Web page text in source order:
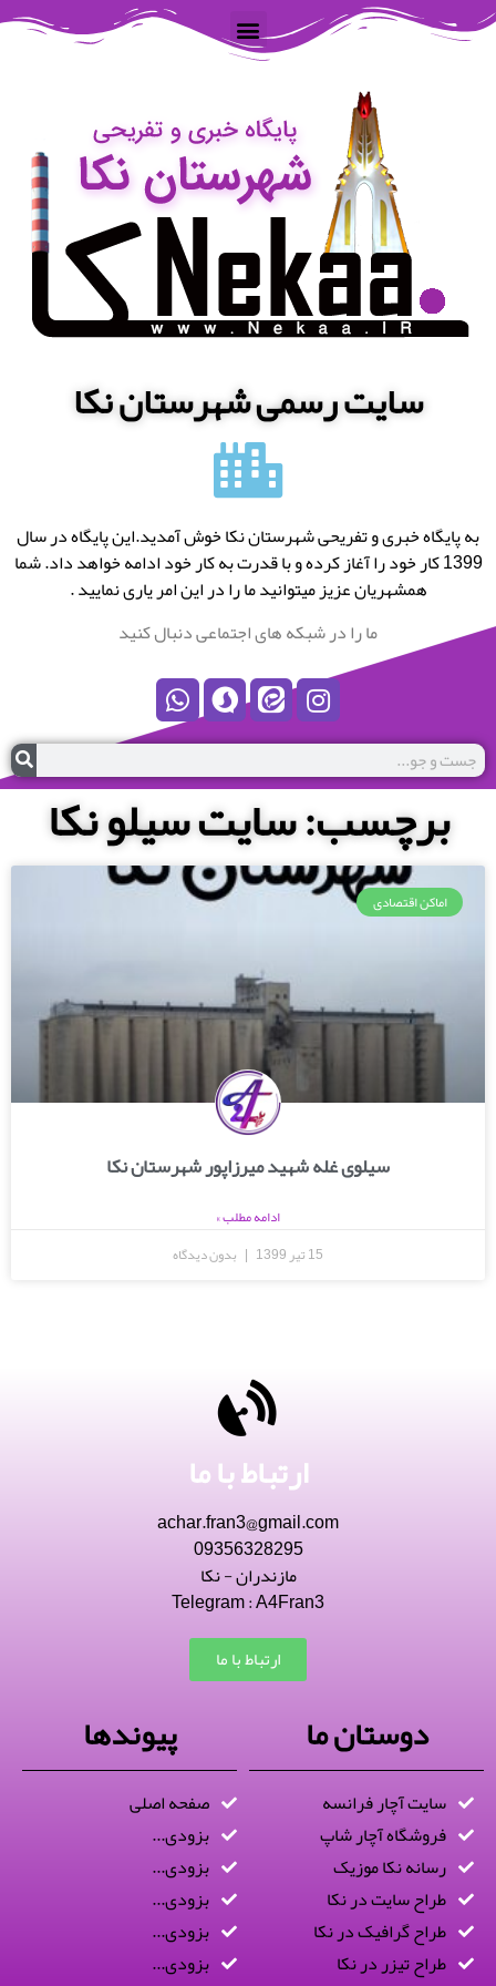
سایت رسمی شهرستان نکا
به پایگاه خبری و تفریحی شهرستان نکا خوش آمدید.این پایگاه در سال
1399 کار خود را آغاز کرده و با قدرت به کار خود ادامه خواهد داد. شما
همشهریان عزیز میتوانید ما را در این امر یاری نمایید .
ما را در شبکه های اجتماعی دنبال کنید
برچسب: سایت سیلو نکا
اماکن اقتصادی
سیلوی غله شهید میرزاپور شهرستان نکا
ادامه مطلب »
15 تیر 1399
بدون دیدگاه
ارتباط با ما
achar.fran3@gmail.com
09356328295
مازندران - نکا
Telegram : A4Fran3
ارتباط با ما
دوستان ما
سایت آچار فرانسه
فروشگاه آچار شاپ
رسانه نکا موزیک
طراح سایت در نکا
طراح گرافیک در نکا
طراح تیزر در نکا
پیوندها
صفحه اصلی
بزودی...
بزودی...
بزودی...
بزودی...
بزودی...